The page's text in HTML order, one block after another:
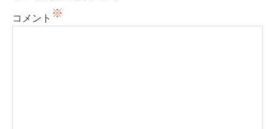
ン
コメント ※